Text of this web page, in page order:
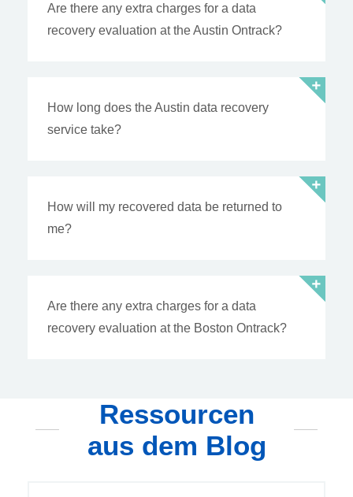
Are there any extra charges for a data
recovery evaluation at the Austin Ontrack?
How long does the Austin data recovery
service take?
How will my recovered data be returned to
me?
Are there any extra charges for a data
recovery evaluation at the Boston Ontrack?
Ressourcen
aus dem Blog